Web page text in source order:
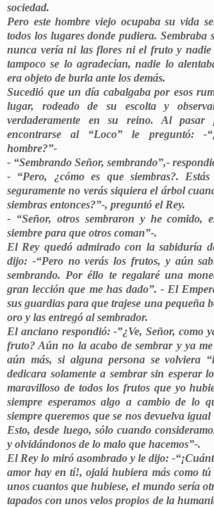
sociedad.
Pero este hombre viejo ocupaba su vida
todos los lugares donde pudiera. Sembraba
nunca vería ni las flores ni el fruto y nadie
tampoco se lo agradecían, nadie lo
era objeto de burla ante los demás.
Sucedió que un día cabalgaba por esos
lugar, rodeado de su escolta y
verdaderamente en su reino. Al
encontrarse al “Loco” le preguntó: -
hombre?”-
- “Sembrando Señor, sembrando”,-
- “Pero, ¿cómo es que siembras?.
seguramente no verás siquiera el árbol
siembras entonces?”-, preguntó el Rey.
- “Señor, otros sembraron y he comido,
siembre para que otros coman”-.
El Rey quedó admirado con la sabiduría
dijo: -“Pero no verás los frutos, y aún
sembrando. Por éllo te regalaré una
gran lección que me has dado”. - El
sus guardias para que trajese una pequeña
oro y las entregó al sembrador.
El anciano respondió: -”¿Ve, Señor, como
fruto? Aún no la acabo de sembrar y ya
aún más, si alguna persona se volviera
dedicara solamente a sembrar sin esperar
maravilloso de todos los frutos que yo
siempre esperamos algo a cambio de lo
siempre queremos que se nos devuelva
Esto, desde luego, sólo cuando
y olvidándonos de lo malo que hacemos”-.
El Rey lo miró asombrado y le dijo: -
amor hay en tí!, ojalá hubiera más como tú
unos cuantos que hubiese, el mundo sería
tapados con unos velos propios de la